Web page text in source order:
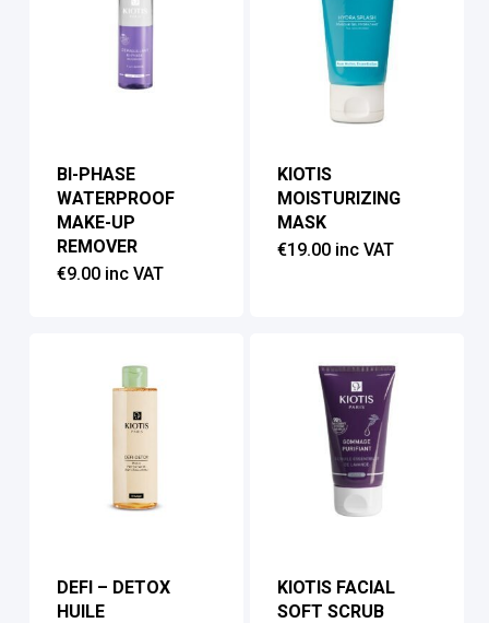
BI-PHASE
WATERPROOF
MAKE-UP
REMOVER
€9.00 inc VAT
KIOTIS
MOISTURIZING
MASK
€19.00 inc VAT
DEFI – DETOX
HUILE
KIOTIS FACIAL
SOFT SCRUB